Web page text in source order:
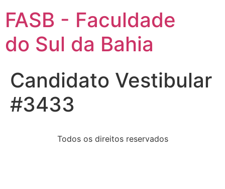
FASB - Faculdade
do Sul da Bahia
Candidato Vestibular
#3433
Todos os direitos reservados